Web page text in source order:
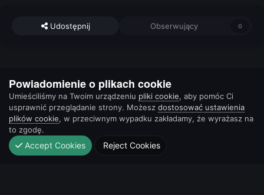
Udostępnij Obserwujący 0
Ostatnio przeglądający0 użytkowników
Brak zarejestrowanych użytkowników przeglądających tę
stronę.
Powiadomienie o plikach cookie
Umieściliśmy na Twoim urządzeniu pliki cookie, aby pomóc Ci
usprawnić przeglądanie strony. Możesz dostosować ustawienia
plików cookie, w przeciwnym wypadku zakładamy, że wyrażasz na
to zgodę.
Accept Cookies Reject Cookies